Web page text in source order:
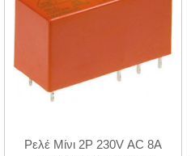
Ρελέ Μίνι 2P 230V AC 8A